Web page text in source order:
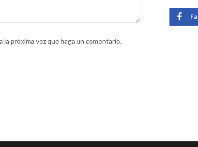
próxima vez que haga un comentario.